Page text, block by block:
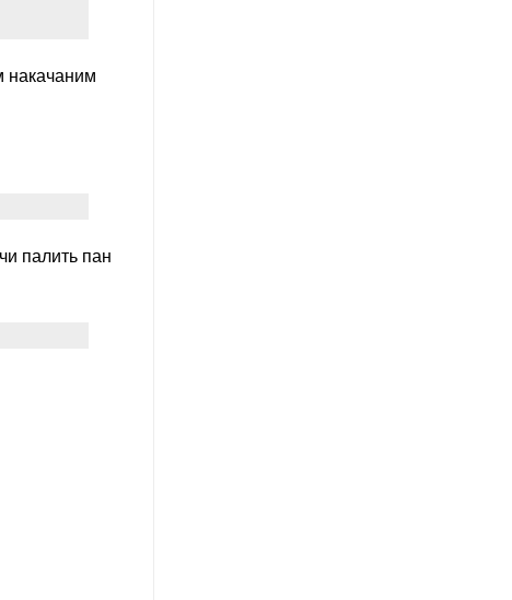
накачаним
палить пан